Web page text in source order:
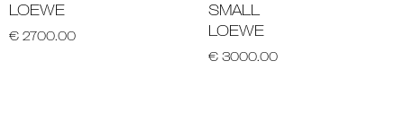
LOEWE
€ 2700.00
SMALL
LOEWE
€ 3000.00